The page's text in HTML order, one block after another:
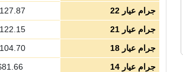
جرام عيار 22
جرام عيار 21
جرام عيار 18
جرام عيار 14
81.66